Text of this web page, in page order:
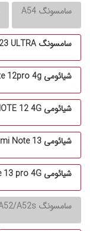
سامسونگ A54
سامسونگ s23 ULTRA
شیائومی redmi note 11pro/redmi note 12pro 4g
شیائومی REDMI NOTE 12 4G
شیائومی Redmi Note 13
شیائومی redmi note 13 pro 4G
سامسونگ A52/A52s